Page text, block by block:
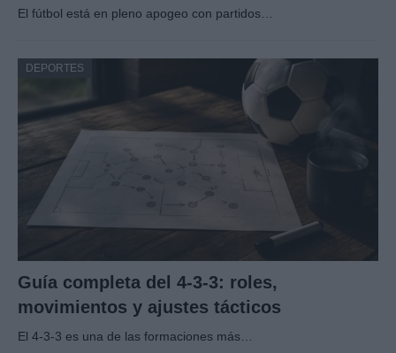
El fútbol está en pleno apogeo con partidos…
DEPORTES
Guía completa del 4-3-3: roles,
movimientos y ajustes tácticos
El 4-3-3 es una de las formaciones más…